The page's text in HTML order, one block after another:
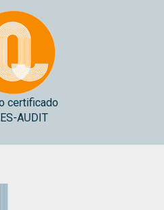
certificado
AUDIT